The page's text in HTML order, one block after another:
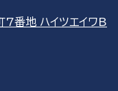
番地 ハイツエイワB